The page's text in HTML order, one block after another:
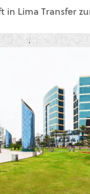
in Lima Transfer